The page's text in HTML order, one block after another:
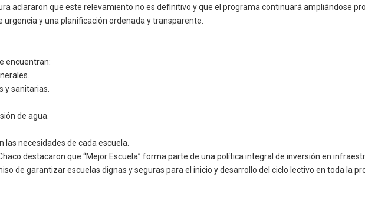
aclararon que este relevamiento no es definitivo y que el programa continuará ampliándose
y una planificación ordenada y transparente.
encuentran:
y sanitarias.
de agua.
las necesidades de cada escuela.
destacaron que “Mejor Escuela” forma parte de una política integral de inversión en
de garantizar escuelas dignas y seguras para el inicio y desarrollo del ciclo lectivo en toda la